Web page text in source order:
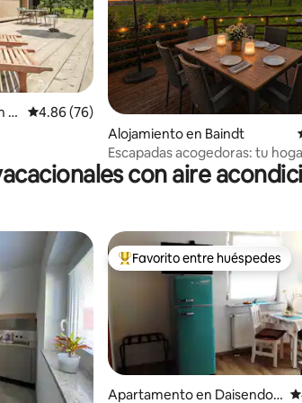
Al
Calificación promedio: 4.86 de 5, 76 reseñas
4.86 (76)
Alojamiento en Baindt
Escapadas acogedoras: tu
casacon aire
Favorito entre huéspedes
Favorito entre huéspedes
Apartamento en Daisendor